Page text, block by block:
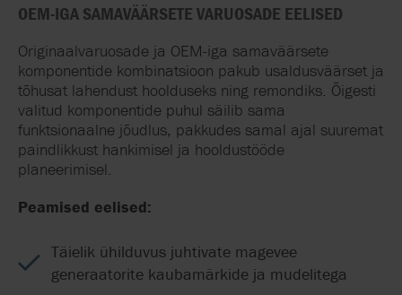
OEM-IGA SAMAVÄÄRSETE VARUOSADE EELISED
Originaalvaruosade ja OEM-iga samaväärsete
komponentide kombinatsioon pakub usaldusväärset ja
tõhusat lahendust hoolduseks ning remondiks. Õigesti
valitud komponentide puhul säilib sama
funktsionaalne jõudlus, pakkudes samal ajal suuremat
paindlikkust hankimisel ja hooldustööde
planeerimisel.
Peamised eelised:
Täielik ühilduvus juhtivate magevee
generaatorite kaubamärkide ja mudelitega